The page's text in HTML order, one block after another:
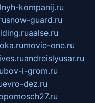
kompanij.ru
snow-guard.ru
aalse.ru
movie-one.ru
andreislyusar.ru
i-grom.ru
evro-dez.ru